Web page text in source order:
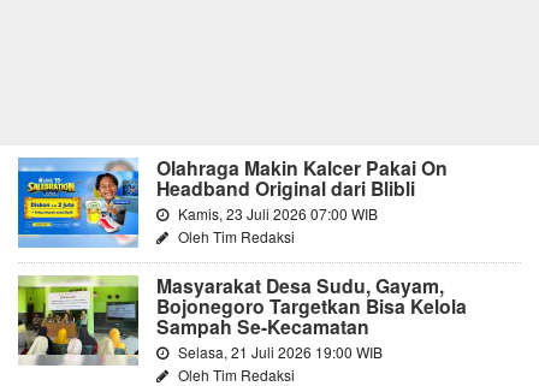
Olahraga Makin Kalcer Pakai On
Headband Original dari Blibli
Kamis, 23 Juli 2026 07:00 WIB
Oleh Tim Redaksi
Masyarakat Desa Sudu, Gayam,
Bojonegoro Targetkan Bisa Kelola
Sampah Se-Kecamatan
Selasa, 21 Juli 2026 19:00 WIB
Oleh Tim Redaksi